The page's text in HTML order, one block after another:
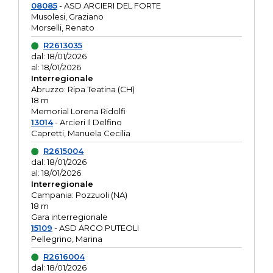
08085- ASD ARCIERI DEL FORTE
Musolesi, Graziano
Morselli, Renato
R2613035
dal: 18/01/2026
al: 18/01/2026
Interregionale
Abruzzo: Ripa Teatina (CH)
18 m
Memorial Lorena Ridolfi
13014- Arcieri Il Delfino
Capretti, Manuela Cecilia
R2615004
dal: 18/01/2026
al: 18/01/2026
Interregionale
Campania: Pozzuoli (NA)
18 m
Gara interregionale
15109 - ASD ARCO PUTEOLI
Pellegrino, Marina
R2616004
dal: 18/01/2026